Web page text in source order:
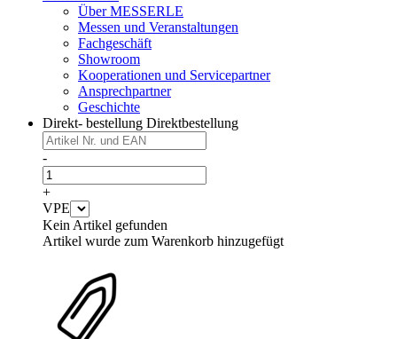
Über MESSERLE
Messen und Veranstaltungen
Fachgeschäft
Showroom
Kooperationen und Servicepartner
Ansprechpartner
Geschichte
Direkt- bestellung Direktbestellung
-
+
VPE
Kein Artikel gefunden
Artikel wurde zum Warenkorb hinzugefügt